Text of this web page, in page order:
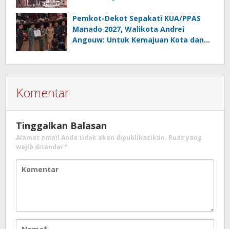
Pemkot-Dekot Sepakati KUA/PPAS
Manado 2027, Walikota Andrei
Angouw: Untuk Kemajuan Kota dan
Komentar
Tinggalkan Balasan
Alamat email Anda tidak akan dipublikasikan. Ruas yang
wajib ditandai *